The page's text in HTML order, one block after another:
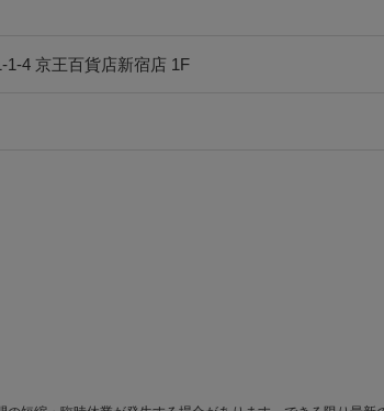
1-4 京王百貨店新宿店 1F